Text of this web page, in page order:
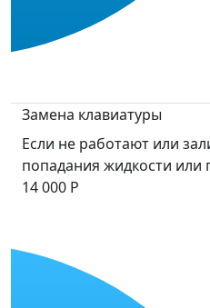
Замена клавиатуры
Если не работают или
попадания жидкости или
14 000 Р